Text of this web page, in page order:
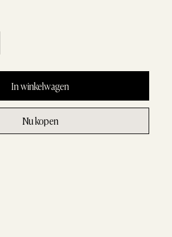
In winkelwagen
Nu kopen